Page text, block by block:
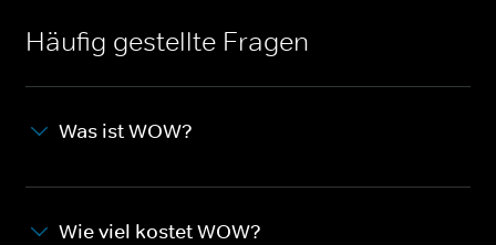
Häufig gestellte Fragen
Was ist WOW?
Wie viel kostet WOW?